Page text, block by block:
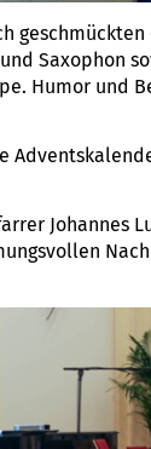
Saxophon
Humor und
Johannes